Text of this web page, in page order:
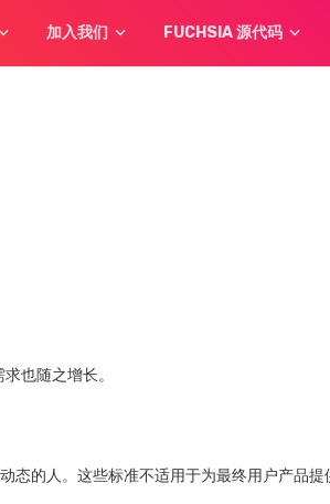
加入我们 FUCHSIA 源代码
也随之增长。
的人。这些标准不适用于为最终用户产品提